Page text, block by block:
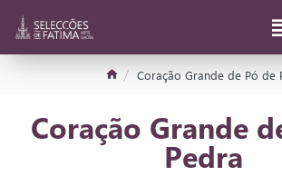
Coração Grande de Pó de
Coração Grande
Pedra